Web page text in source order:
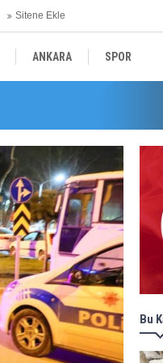
Sitene Ekle
ANKARA SPOR
Bu